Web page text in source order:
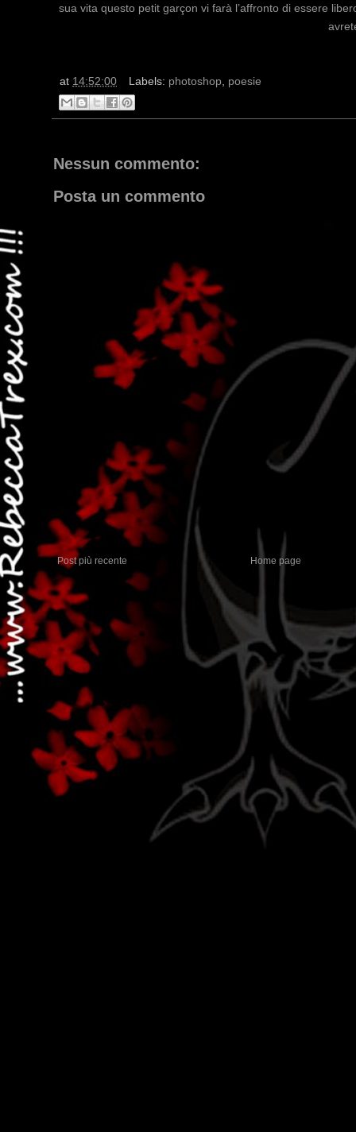
sua vita questo petit garçon vi farà l’affronto di essere
at 14:52:00 Labels: photoshop, poesie
Nessun commento:
Posta un commento
Post più recente Home page